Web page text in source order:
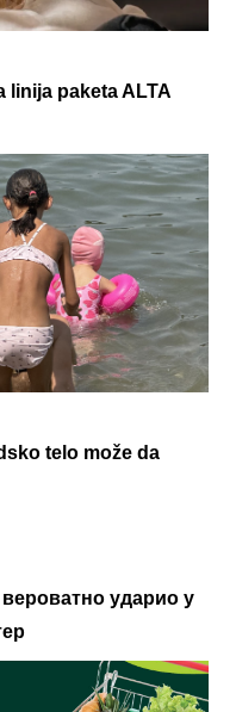
linija paketa ALTA
telo može da
ударио у